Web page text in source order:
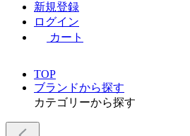
新規登録
ログイン
カート
TOP
ブランドから探す
カテゴリーから探す